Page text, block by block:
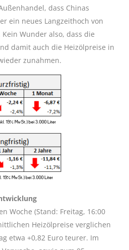
dass Chinas
ein neues Langzeithoch von
Wunder also, dass die
damit auch die Heizölpreise in
zunahmen.
Woche (Stand: Freitag, 16:00
Heizölpreise verglichen
etwa +0,82 Euro teurer. Im